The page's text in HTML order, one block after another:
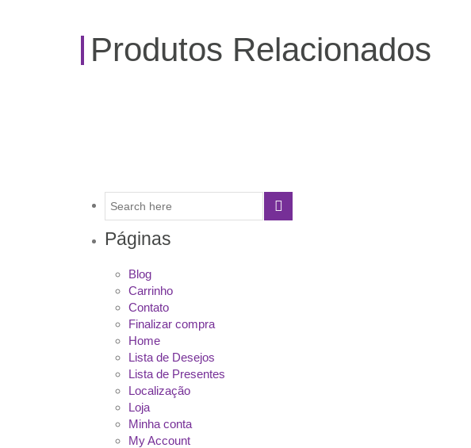
Produtos Relacionados
Páginas
Blog
Carrinho
Contato
Finalizar compra
Home
Lista de Desejos
Lista de Presentes
Localização
Loja
Minha conta
My Account